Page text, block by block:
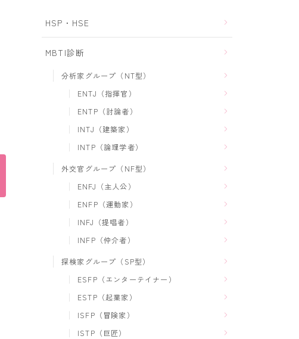
HSP・HSE
MBTI診断
分析家グループ（NT型）
ENTJ（指揮官）
ENTP（討論者）
INTJ（建築家）
INTP（論理学者）
外交官グループ（NF型）
ENFJ（主人公）
ENFP（運動家）
INFJ（提唱者）
INFP（仲介者）
探検家グループ（SP型）
ESFP（エンターテイナー）
ESTP（起業家）
ISFP（冒険家）
ISTP（巨匠）